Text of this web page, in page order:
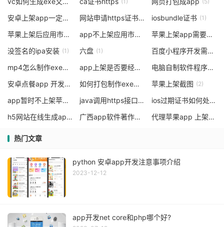
安卓上架app一定要软著吗 (6) 网站申请https证书
(1) iosbundle证书 (1)
苹果上架后应用市场找不到 (1) app不上架应用市场可以使用吗 (1)
苹果上架app需要用户信息
没签名的ipa安装 (1) 六盘 (1)
百度小程序开发需要多少费用
mp4怎么制作exe格式
(1) app上架是否要经过工信部 (6) 电脑自制软件程序(3)
安卓点餐app 开发
(1) 如何打包制作exe文件并发送 (1)
苹果上架截图 (2)
app暂时不上架苹果商店 (1) java调用https接口的证书配置 (1) ios过期证书如何处理
h5网站在线生成app (3) 广西app软件著作权申请需多少钱 (4) 代理苹果app 上架
(2)
热门文章
python 安卓app开发注意事项介绍
2023-12-12
app开发net core和php哪个好?